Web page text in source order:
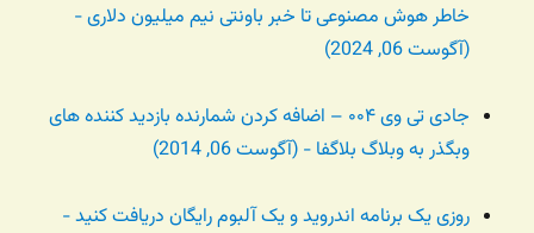
خاطر هوش مصنوعی تا خبر باونتی نیم میلیون دلاری -
(آگوست 06, 2024)
جادی تی وی ۰۰۴ – اضافه کردن شمارنده بازدید کننده های
وبگذر به وبلاگ بلاگفا - (آگوست 06, 2014)
روزی یک برنامه اندروید و یک آلبوم رایگان دریافت کنید -